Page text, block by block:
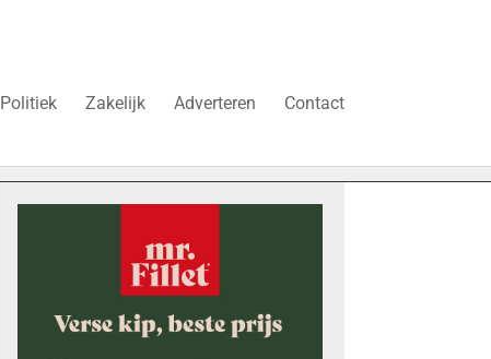
Politiek Zakelijk Adverteren Contact